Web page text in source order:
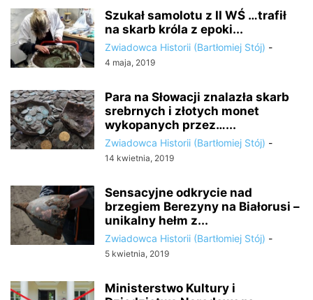
Szukał samolotu z II WŚ …trafił
na skarb króla z epoki...
Zwiadowca Historii (Bartłomiej Stój) -
4 maja, 2019
Para na Słowacji znalazła skarb
srebrnych i złotych monet
wykopanych przez…...
Zwiadowca Historii (Bartłomiej Stój) -
14 kwietnia, 2019
Sensacyjne odkrycie nad
brzegiem Berezyny na Białorusi –
unikalny hełm z...
Zwiadowca Historii (Bartłomiej Stój) -
5 kwietnia, 2019
Ministerstwo Kultury i